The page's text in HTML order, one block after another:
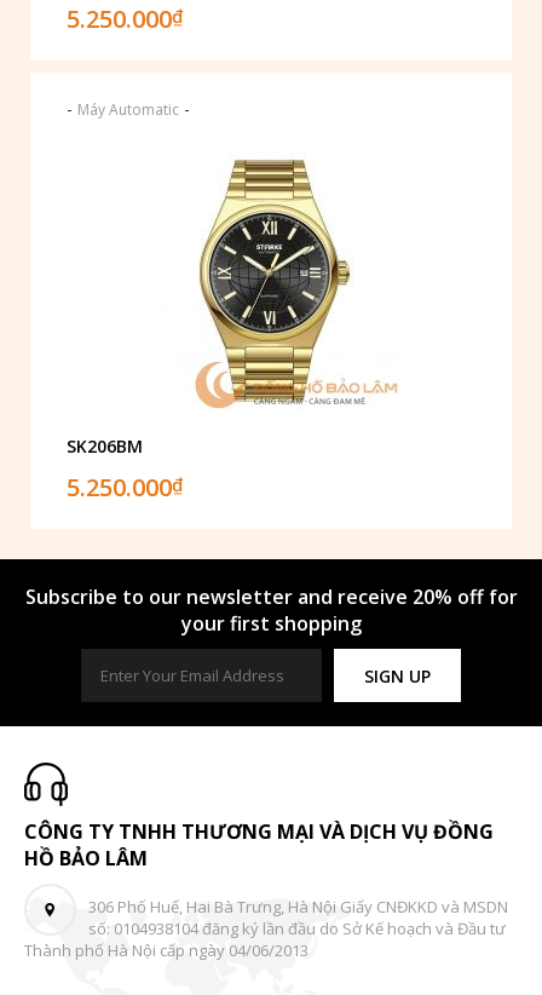
5.250.000₫
- Máy Automatic -
SK206BM
5.250.000₫
Subscribe to our newsletter and receive 20% off for
your first shopping
SIGN UP
CÔNG TY TNHH THƯƠNG MẠI VÀ DỊCH VỤ ĐỒNG
HỒ BẢO LÂM
306 Phố Huế, Hai Bà Trưng, Hà Nội Giấy CNĐKKD và MSDN
số: 0104938104 đăng ký lần đầu do Sở Kế hoạch và Đầu tư
Thành phố Hà Nội cấp ngày 04/06/2013